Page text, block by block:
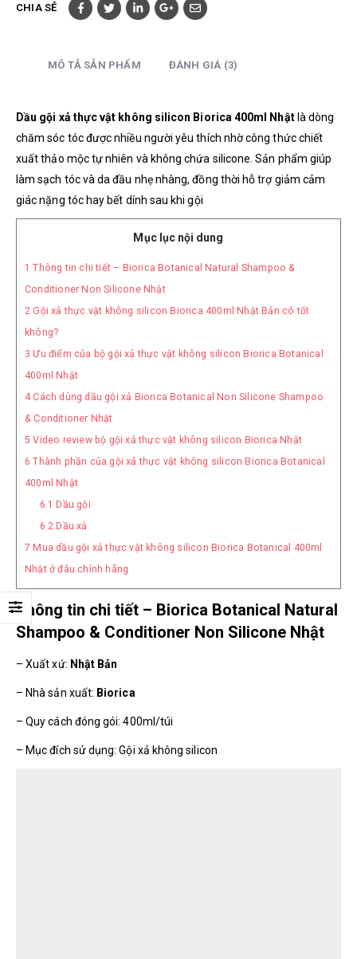
CHIA SẺ
MÔ TẢ SẢN PHẨM ĐÁNH GIÁ (3)
Dầu gội xả thực vật không silicon Biorica 400ml Nhậtlà dòng
chăm sóc tóc được nhiều người yêu thích nhờ công thức chiết
xuất thảo mộc tự nhiên và không chứa silicone. Sản phẩm giúp
làm sạch tóc và da đầu nhẹ nhàng, đồng thời hỗ trợ giảm cảm
giác nặng tóc hay bết dính sau khi gội
Mục lục nội dung
1 Thông tin chi tiết – Biorica Botanical Natural Shampoo &
Conditioner Non Silicone Nhật
2 Gội xả thực vật không silicon Biorica 400ml Nhật Bản có tốt
không?
3 Ưu điểm của bộ gội xả thực vật không silicon Biorica Botanical
400ml Nhật
4Cách dùng dầu gội xả Biorica Botanical Non Silicone Shampoo
& Conditioner Nhật
5 Video review bộ gội xả thực vật không silicon Biorica Nhật
6 Thành phần của gội xả thực vật không silicon Biorica Botanical
400ml Nhật
6.1 Dầu gội
6.2 Dầu xả
7 Mua dầu gội xả thực vật không silicon Biorica Botanical 400ml
Nhật ở đâu chính hãng
Thông tin chi tiết – Biorica Botanical Natural
Shampoo & Conditioner Non Silicone Nhật
– Xuất xứ: Nhật Bản
– Nhà sản xuất: Biorica
– Quy cách đóng gói: 400ml/túi
– Mục đích sử dụng: Gội xả không silicon